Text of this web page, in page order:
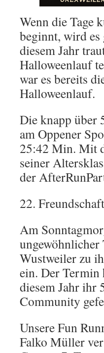
Wenn die Tage
beginnt, wird es
diesem Jahr
Halloweenlauf
war es bereits
Halloweenlauf.
Die knapp über
am Oppener
25:42 Min. Mit
seiner
der
22.
Am
Wustweiler zu
ein. Der Termin
diesem Jahr ihr
Community
Unsere Fun
Falko Müller